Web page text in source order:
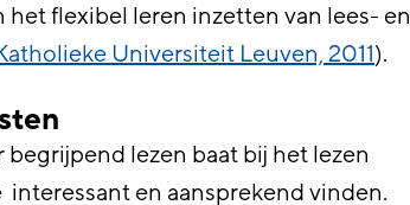
flexibel leren inzetten van lees- en
Universiteit Leuven, 2011).
lezen baat bij het lezen
interessant en aansprekend vinden.